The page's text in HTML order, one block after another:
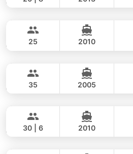
بنا.
LAGOON 44FT
25 2010
LAGOON 44FT
35 2005
FOUNTAINE PAJOT 46FT
30 | 6 2010